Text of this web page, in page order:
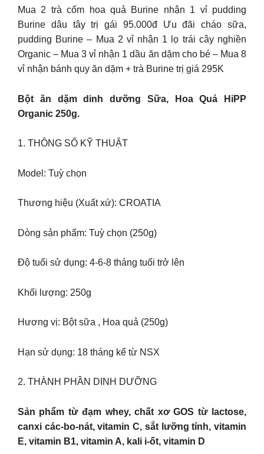
Mua 2 trà cốm hoa quả Burine nhận 1 vỉ pudding
Burine dâu tây trị gái 95.000đ Ưu đãi cháo sữa,
pudding Burine – Mua 2 vỉ nhận 1 lọ trái cây nghiền
Organic – Mua 3 vỉ nhận 1 dầu ăn dặm cho bé – Mua 8
vỉ nhận bánh quy ăn dặm + trà Burine trị giá 295K
Bột ăn dặm dinh dưỡng Sữa, Hoa Quả HiPP
Organic 250g.
1. THÔNG SỐ KỸ THUẬT
Model: Tuỳ chọn
Thương hiệu (Xuất xứ): CROATIA
Dòng sản phẩm: Tuỳ chọn (250g)
Độ tuổi sử dụng: 4-6-8 tháng tuổi trở lên
Khối lượng: 250g
Hương vị: Bột sữa , Hoa quả (250g)
Hạn sử dụng: 18 tháng kể từ NSX
2. THÀNH PHẦN DINH DƯỠNG
Sản phẩm từ đạm whey, chất xơ GOS từ lactose,
canxi các-bo-nát, vitamin C, sắt lưỡng tính, vitamin
E, vitamin B1, vitamin A, kali i-ốt, vitamin D